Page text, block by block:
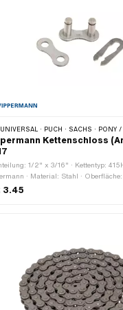
UNIVERSAL · PUCH · SACHS · PONY / CILO (BETA 521 & 512) · ZÜNDAPP BELMONDO · TOMOS ·
Kettenschloss
1/2" x 3/16" · Kettentyp:
· Material: Stahl ·
1 Stk. · Kettenschloss-Art:
3.45